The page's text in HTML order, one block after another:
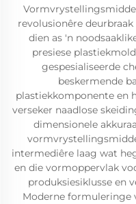
revolusionêre
dien as 'n
presiese
gespesialiseerde
beskermende
plastiekkomponente en
verseker naadlose
dimensionele
intermediêre laag wat
en die vormoppervlak
produksiesiklusse en
Moderne